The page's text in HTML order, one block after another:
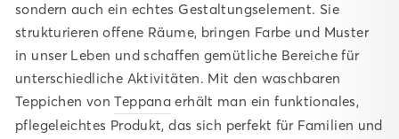
sondern auch ein echtes Gestaltungselement. Sie
strukturieren offene Räume, bringen Farbe und Muster
in unser Leben und schaffen gemütliche Bereiche für
unterschiedliche Aktivitäten. Mit den waschbaren
Teppichen vonTeppana erhält man ein funktionales,
pflegeleichtes Produkt, das sich perfekt für Familien und